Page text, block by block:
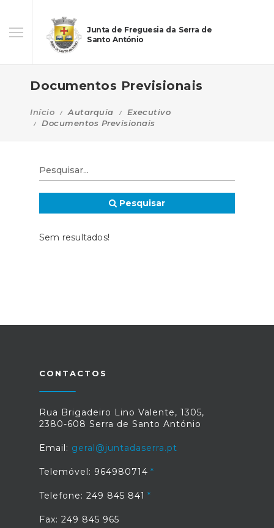
Junta de Freguesia da Serra de
Santo António
Documentos Previsionais
Início Autarquia
Executivo
Documentos Previsionais
Pesquisar
Sem resultados!
CONTACTOS
Rua Brigadeiro Lino Valente, 1305,
2380-608 Serra de Santo António
Email: geral@juntadaserra.pt
Telemóvel: 964980714
Telefone: 249 845 841
Fax: 249 845 965